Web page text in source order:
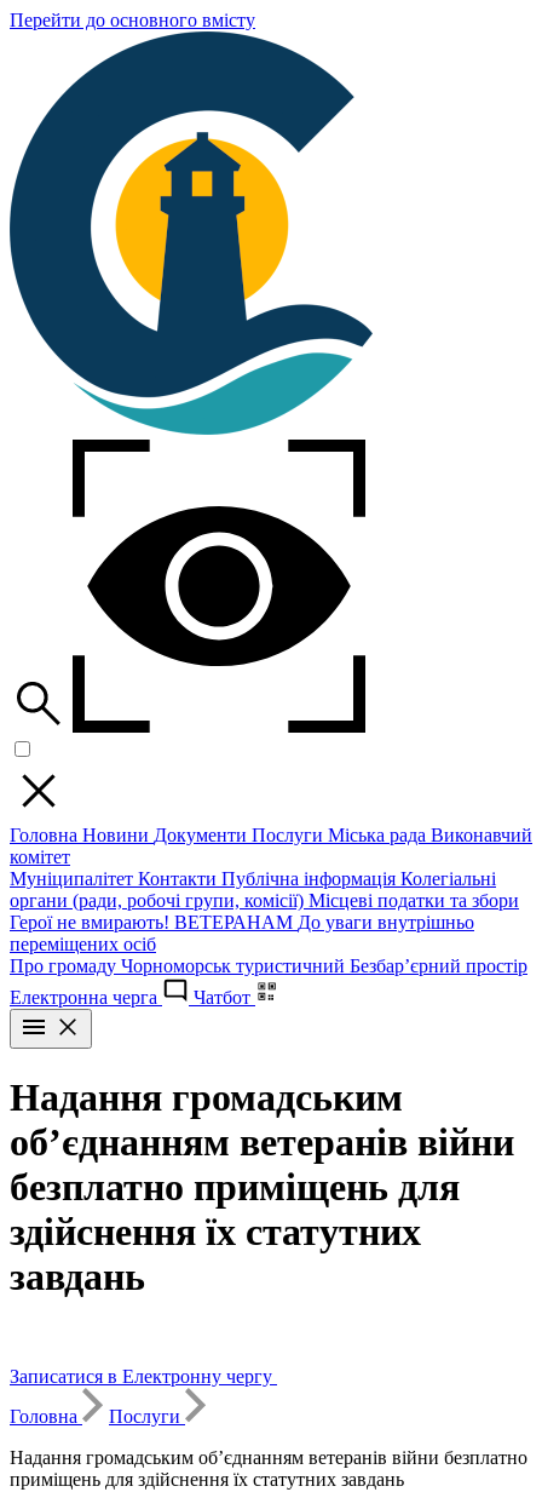
Перейти до основного вмісту
Головна Новини Документи Послуги Міська рада Виконавчий
комітет
Муніципалітет Контакти Публічна інформація Колегіальні
органи (ради, робочі групи, комісії) Місцеві податки та збори
Герої не вмирають! ВЕТЕРАНАМ До уваги внутрішньо
переміщених осіб
Про громаду Чорноморськ туристичний Безбар’єрний простір
Електронна черга
Чатбот
Надання громадським
об’єднанням ветеранів війни
безплатно приміщень для
здійснення їх статутних
завдань
Записатися в Електронну чергу
Головна
Послуги
Надання громадським об’єднанням ветеранів війни безплатно
приміщень для здійснення їх статутних завдань